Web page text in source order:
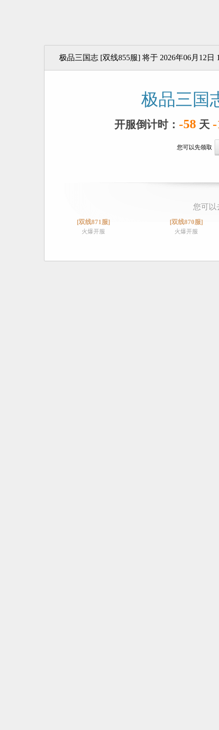
极品三国志 [双线855服] 将于 2026年06月12日
极品三国
开服倒计时： -58 天
您可以先领取
您可以
[双线871服]
火爆开服
[双线870服]
火爆开服